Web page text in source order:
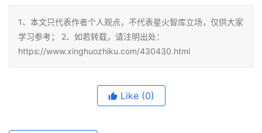
1、本文只代表作者个人观点，不代表星火智库立场，仅供大家
学习参考； 2、如若转载，请注明出处：
https://www.xinghuozhiku.com/430430.html
Like (0)